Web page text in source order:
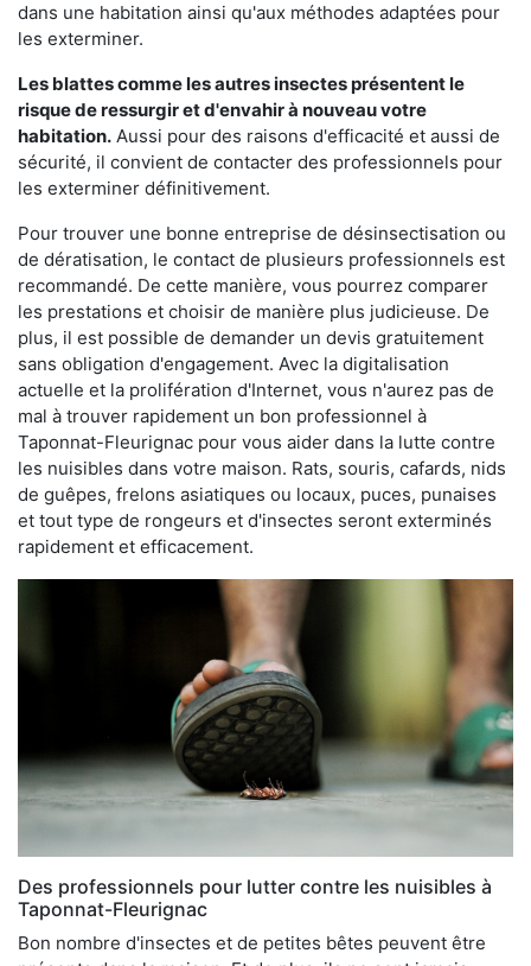
dans une habitation ainsi qu'aux méthodes adaptées pour
les exterminer.
Les blattes comme les autres insectes présentent le
risque de ressurgir et d'envahir à nouveau votre
habitation. Aussi pour des raisons d'efficacité et aussi de
sécurité, il convient de contacter des professionnels pour
les exterminer définitivement.
Pour trouver une bonne entreprise de désinsectisation ou
de dératisation, le contact de plusieurs professionnels est
recommandé. De cette manière, vous pourrez comparer
les prestations et choisir de manière plus judicieuse. De
plus, il est possible de demander un devis gratuitement
sans obligation d'engagement. Avec la digitalisation
actuelle et la prolifération d'Internet, vous n'aurez pas de
mal à trouver rapidement un bon professionnel à
Taponnat-Fleurignac pour vous aider dans la lutte contre
les nuisibles dans votre maison. Rats, souris, cafards, nids
de guêpes, frelons asiatiques ou locaux, puces, punaises
et tout type de rongeurs et d'insectes seront exterminés
rapidement et efficacement.
Des professionnels pour lutter contre les nuisibles à
Taponnat-Fleurignac
Bon nombre d'insectes et de petites bêtes peuvent être